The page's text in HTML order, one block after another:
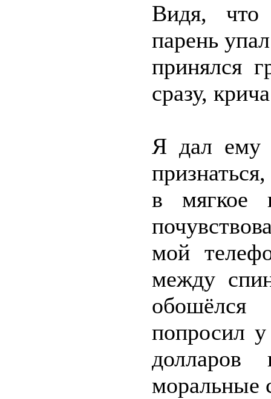
Видя, что
парень
принялся
сразу,
Я дал ему
в мягкое
мой
между
обошёлся
попросил
долларов
моральные